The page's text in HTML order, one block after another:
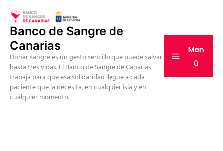
contenido
Banco de Sangre de
Canarias
Donar sangre es un gesto sencillo que puede salvar
hasta tres vidas. El Banco de Sangre de Canarias
trabaja para que esa solidaridad llegue a cada
paciente que la necesita, en cualquier isla y en
cualquier momento.
Men
ú